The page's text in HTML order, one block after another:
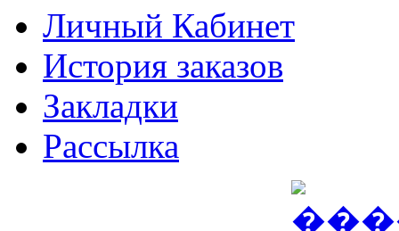
Личный Кабинет
История заказов
Закладки
Рассылка